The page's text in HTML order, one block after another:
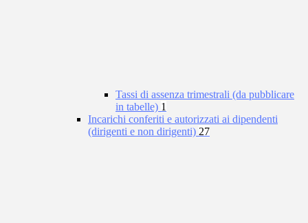
Tassi di assenza trimestrali (da pubblicare
in tabelle) 1
Incarichi conferiti e autorizzati ai dipendenti
(dirigenti e non dirigenti) 27